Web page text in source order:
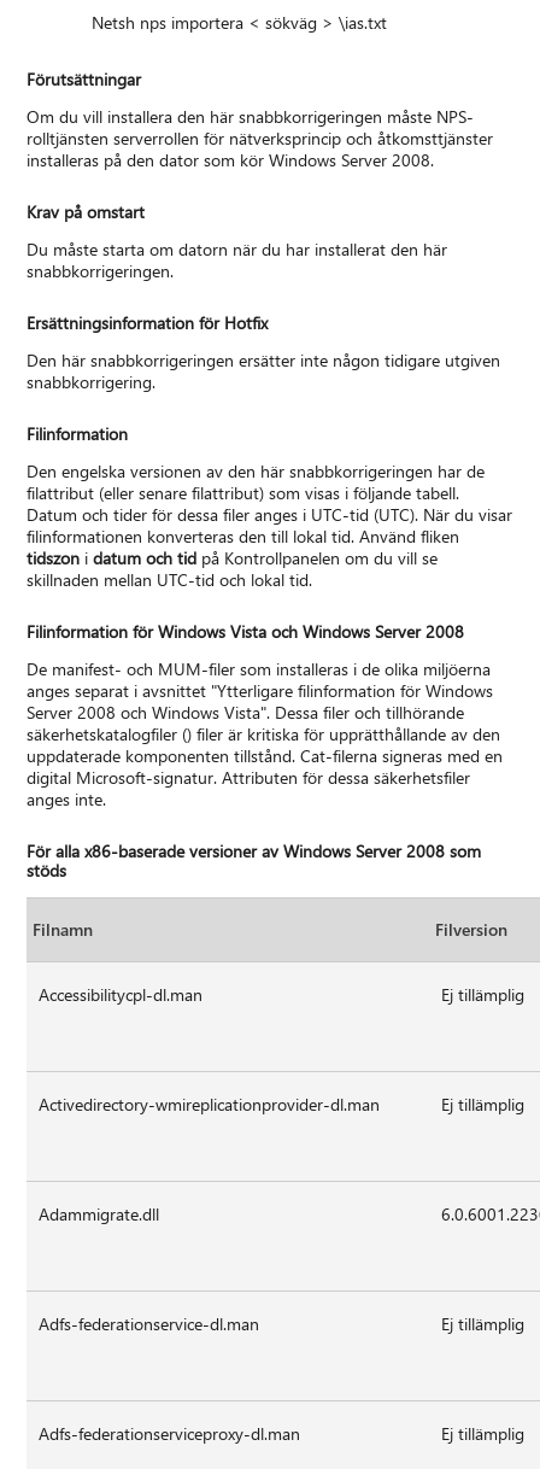
Netsh nps importera < sökväg > \ias.txt
Förutsättningar
Om du vill installera den här snabbkorrigeringen måste NPS-
rolltjänsten serverrollen för nätverksprincip och åtkomsttjänster
installeras på den dator som kör Windows Server 2008.
Krav på omstart
Du måste starta om datorn när du har installerat den här
snabbkorrigeringen.
Ersättningsinformation för Hotfix
Den här snabbkorrigeringen ersätter inte någon tidigare utgiven
snabbkorrigering.
Filinformation
Den engelska versionen av den här snabbkorrigeringen har de
filattribut (eller senare filattribut) som visas i följande tabell.
Datum och tider för dessa filer anges i UTC-tid (UTC). När du visar
filinformationen konverteras den till lokal tid. Använd fliken
tidszon idatum och tid på Kontrollpanelen om du vill se
skillnaden mellan UTC-tid och lokal tid.
Filinformation för Windows Vista och Windows Server 2008
De manifest- och MUM-filer som installeras i de olika miljöerna
anges separat i avsnittet "Ytterligare filinformation för Windows
Server 2008 och Windows Vista". Dessa filer och tillhörande
säkerhetskatalogfiler () filer är kritiska för upprätthållande av den
uppdaterade komponenten tillstånd. Cat-filerna signeras med en
digital Microsoft-signatur. Attributen för dessa säkerhetsfiler
anges inte.
För alla x86-baserade versioner av Windows Server 2008 som
stöds
Filnamn Filversion
Accessibilitycpl-dl.man Ej tillämplig
Activedirectory-wmireplicationprovider-dl.man Ej tillämplig
Adammigrate.dll
Adfs-federationservice-dl.man Ej tillämplig
Adfs-federationserviceproxy-dl.man Ej tillämplig